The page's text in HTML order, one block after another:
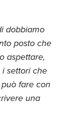
dobbiamo
posto che
aspettare,
settori che
fare con
una